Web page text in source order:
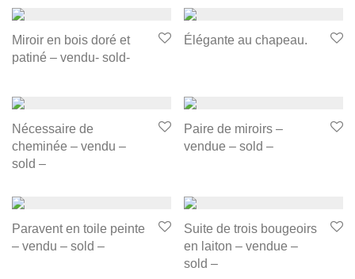
Miroir en bois doré et
patiné – vendu- sold-
Élégante au chapeau.
Nécessaire de
cheminée – vendu –
sold –
Paire de miroirs –
vendue – sold –
Paravent en toile peinte
– vendu – sold –
Suite de trois bougeoirs
en laiton – vendue –
sold –